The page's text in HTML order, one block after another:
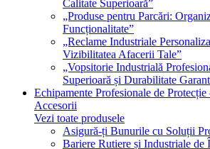
Calitate Superioară”
„Produse pentru Parcări:
Funcționalitate”
„Reclame Industriale
Vizibilitatea Afacerii Tale”
„Vopsitorie Industrială
Superioară și Durabilitate
Echipamente Profesionale de
Accesorii
Vezi toate produsele
Asigură-ți Bunurile cu Soluții
Bariere Rutiere și Industriale de